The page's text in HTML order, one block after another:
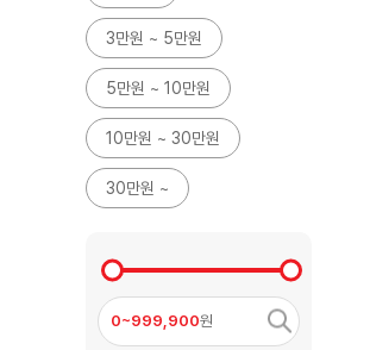
해리포터/신·동·사
Killerbody
대원뮤지엄
3만원 ~ 5만원
5만원 ~ 10만원
10만원 ~ 30만원
30만원 ~
0~999,900원